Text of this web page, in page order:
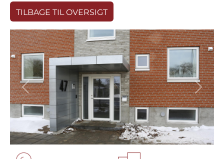
TILBAGE TIL OVERSIGT
Previous Next